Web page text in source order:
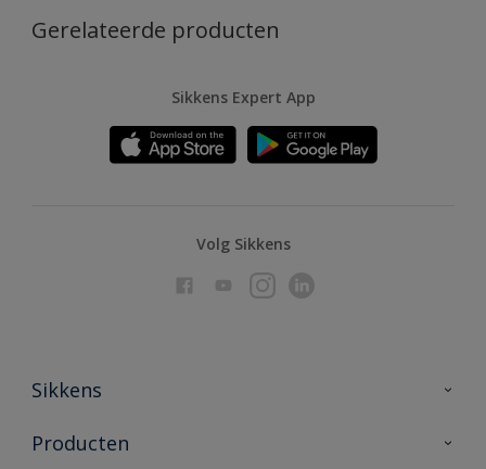
Gerelateerde producten
Sikkens Expert App
Volg Sikkens
Sikkens
Over Sikkens
Producten